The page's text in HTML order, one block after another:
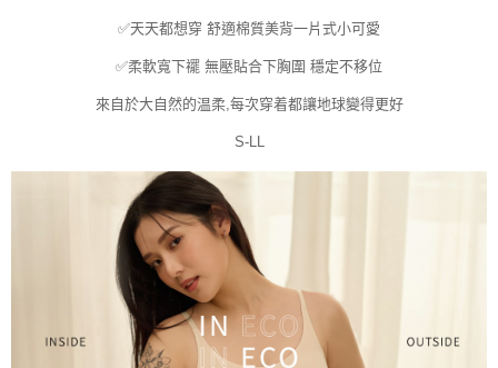
✅天天都想穿 舒適棉質美背一片式小可愛
✅柔軟寬下襬 無壓貼合下胸圍 穩定不移位
來自於大自然的温柔,每次穿着都讓地球變得更好
S-LL